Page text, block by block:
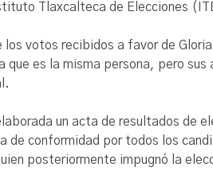
Tlaxcalteca de Elecciones
los votos recibidos a favor de
que es la misma persona, pero
un acta de resultados de
de conformidad por todos los
posteriormente impugnó la